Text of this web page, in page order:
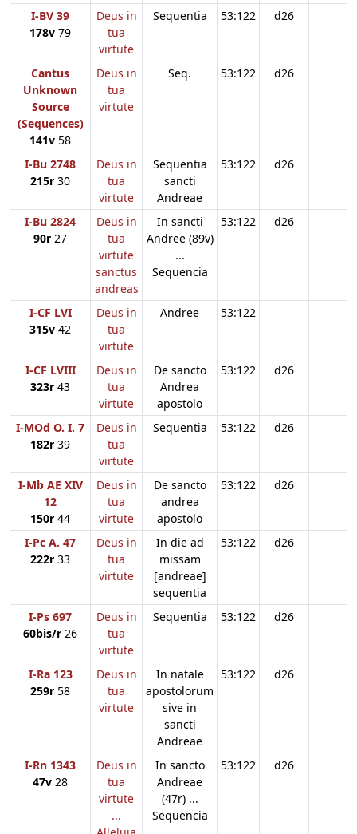
I-BV 39
178v 79
Deus in
tua
virtute
Sequentia 53:122 d26
Cantus
Unknown
Source
(Sequences)
141v 58
Deus in
tua
virtute
Seq. 53:122 d26
I-Bu 2748
215r 30
Deus in
tua
virtute
Sequentia
sancti
Andreae
53:122 d26
I-Bu 2824
90r 27
Deus in
tua
virtute
sanctus
andreas
In sancti
Andree (89v)
...
Sequencia
53:122 d26
I-CF LVI
315v 42
Deus in
tua
virtute
Andree 53:122
I-CF LVIII
323r 43
Deus in
tua
virtute
De sancto
Andrea
apostolo
53:122 d26
I-MOd O. I. 7
182r 39
Deus in
tua
virtute
Sequentia 53:122 d26
I-Mb AE XIV
12
150r 44
Deus in
tua
virtute
De sancto
andrea
apostolo
53:122 d26
I-Pc A. 47
222r 33
Deus in
tua
virtute
In die ad
missam
[andreae]
sequentia
53:122 d26
I-Ps 697
60bis/r 26
Deus in
tua
virtute
Sequentia 53:122 d26
I-Ra 123
259r 58
Deus in
tua
virtute
In natale
apostolorum
sive in
sancti
Andreae
53:122 d26
I-Rn 1343
47v 28
Deus in
tua
virtute
...
In sancto
Andreae
(47r) ...
Sequencia
53:122 d26